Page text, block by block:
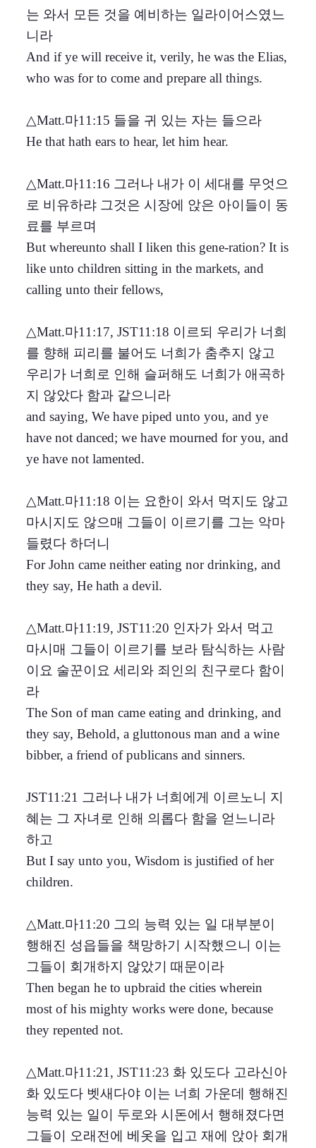
는 와서 모든 것을 예비하는 일라이어스였느
니라
And if ye will receive it, verily, he was the Elias,
who was for to come and prepare all things.
△Matt.마11:15 들을 귀 있는 자는 들으라
He that hath ears to hear, let him hear.
△Matt.마11:16 그러나 내가 이 세대를 무엇으
로 비유하랴 그것은 시장에 앉은 아이들이 동
료를 부르며
But whereunto shall I liken this gene-ration? It is
like unto children sitting in the markets, and
calling unto their fellows,
△Matt.마11:17, JST11:18 이르되 우리가 너희
를 향해 피리를 불어도 너희가 춤추지 않고
우리가 너희로 인해 슬퍼해도 너희가 애곡하
지 않았다 함과 같으니라
and saying, We have piped unto you, and ye
have not danced; we have mourned for you, and
ye have not lamented.
△Matt.마11:18 이는 요한이 와서 먹지도 않고
마시지도 않으매 그들이 이르기를 그는 악마
들렸다 하더니
For John came neither eating nor drinking, and
they say, He hath a devil.
△Matt.마11:19, JST11:20 인자가 와서 먹고
마시매 그들이 이르기를 보라 탐식하는 사람
이요 술꾼이요 세리와 죄인의 친구로다 함이
라
The Son of man came eating and drinking, and
they say, Behold, a gluttonous man and a wine
bibber, a friend of publicans and sinners.
JST11:21 그러나 내가 너희에게 이르노니 지
혜는 그 자녀로 인해 의롭다 함을 얻느니라
하고
But I say unto you, Wisdom is justified of her
children.
△Matt.마11:20 그의 능력 있는 일 대부분이
행해진 성읍들을 책망하기 시작했으니 이는
그들이 회개하지 않았기 때문이라
Then began he to upbraid the cities wherein
most of his mighty works were done, because
they repented not.
△Matt.마11:21, JST11:23 화 있도다 고라신아
화 있도다 벳새다야 이는 너희 가운데 행해진
능력 있는 일이 두로와 시돈에서 행해졌다면
그들이 오래전에 베옷을 입고 재에 앉아 회개